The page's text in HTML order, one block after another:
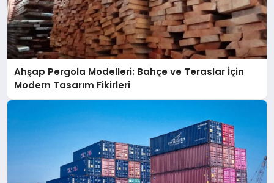
Ahşap Pergola Modelleri: Bahçe ve Teraslar İçin
Modern Tasarım Fikirleri